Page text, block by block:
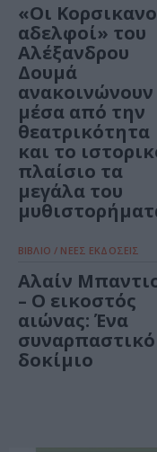
«Οι
αδελφοί» του
Αλέξανδρου
Δουμά
ανακοινώνουν
μέσα από την
θεατρικότητα
και το
πλαίσιο τα
μεγάλα του
ΒΙΒΛΙΟ / ΝΕΕΣ ΕΚΔΟΣΕΙΣ
Αλαίν
– Ο εικοστός
αιώνας: Ένα
συναρπαστικό
δοκίμιο